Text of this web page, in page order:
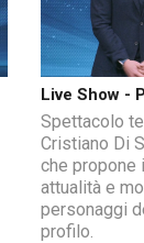
Live Show -
Spettacolo
Cristiano Di
che propone
attualità e
personaggi
profilo.